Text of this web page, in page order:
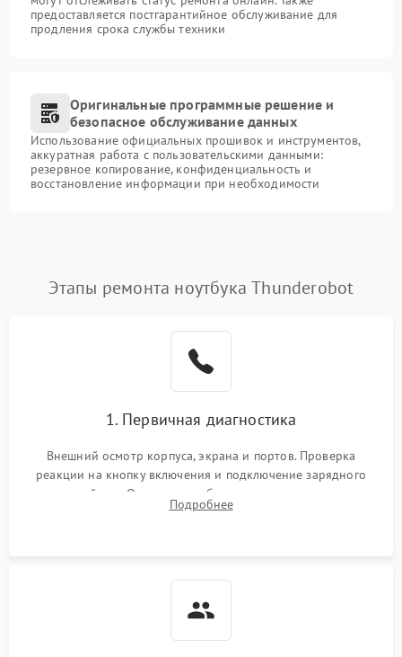
предоставляется постгарантийное обслуживание для
продления срока службы техники
Оригинальные программные решение и
безопасное обслуживание данных
Использование официальных прошивок и инструментов,
аккуратная работа с пользовательскими данными:
резервное копирование, конфиденциальность и
восстановление информации при необходимости
Этапы ремонта ноутбука Thunderobot
1. Первичная диагностика
Внешний осмотр корпуса, экрана и портов. Проверка
реакции на кнопку включения и подключение зарядного
устройства. Оценка потребления тока с помощью
лабораторного блока питания для локализации проблемы.
Подробнее